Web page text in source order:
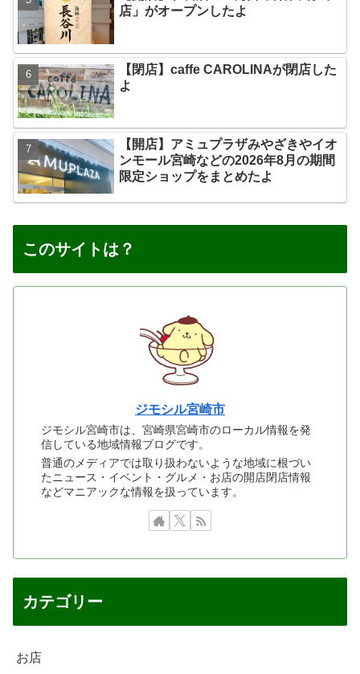
店」がオープンしたよ
【閉店】caffe CAROLINAが閉店した
よ
【開店】アミュプラザみやざきやイオ
ンモール宮崎などの2026年8月の期間
限定ショップをまとめたよ
このサイトは？
ジモシル宮崎市
ジモシル宮崎市は、宮崎県宮崎市のローカル情報を発
信している地域情報ブログです。
普通のメディアでは取り扱わないような地域に根づい
たニュース・イベント・グルメ・お店の開店閉店情報
などマニアックな情報を扱っています。
カテゴリー
お店